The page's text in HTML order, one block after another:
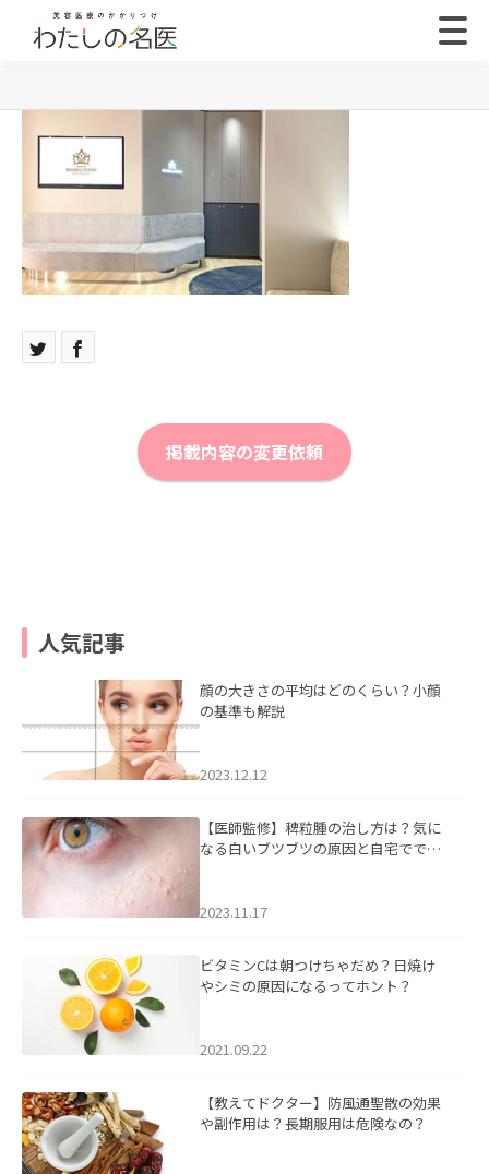
掲載内容の変更依頼
人気記事
顔の大きさの平均はどのくらい？小顔
の基準も解説
2023.12.12
【医師監修】稗粒腫の治し方は？気に
なる白いブツブツの原因と自宅ででき
2023.11.17
ビタミンCは朝つけちゃだめ？日焼け
やシミの原因になるってホント？
2021.09.22
【教えてドクター】防風通聖散の効果
や副作用は？長期服用は危険なの？